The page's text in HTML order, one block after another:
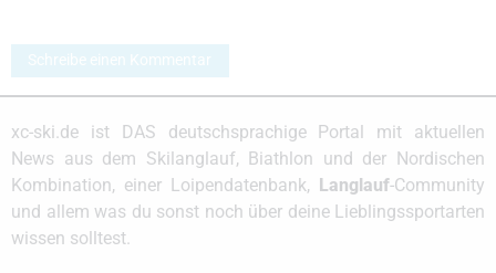
Schreibe einen Kommentar
xc-ski.de ist DAS deutschsprachige Portal mit aktuellen
News aus dem Skilanglauf, Biathlon und der Nordischen
Kombination, einer Loipendatenbank,
Langlauf-Community
und allem was du sonst noch über deine Lieblingssportarten
wissen solltest.